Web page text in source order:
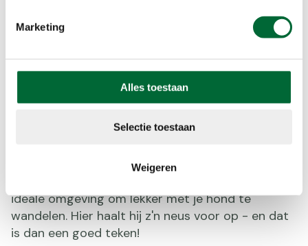
Marketing
Alles toestaan
Selectie toestaan
Weigeren
Baronie van Breda, Kasteel Bouvigne. (Foto: © Nick Fox, )
Wandelroute Mastbos: Baronie
de hond kunt wandelen: door het Mastbos van
Nederland. Open beukenlanen, uitgestrekte
ideale omgeving om lekker met je hond te
wandelen. Hier haalt hij z'n neus voor op - en dat
is dan een goed teken!